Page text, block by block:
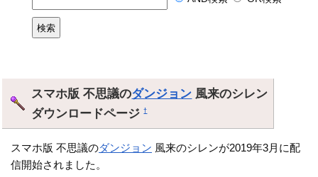
スマホ版 不思議のダンジョン 風来のシレン
ダウンロードページ†
スマホ版 不思議のダンジョン 風来のシレンが2019年3月に配
信開始されました。